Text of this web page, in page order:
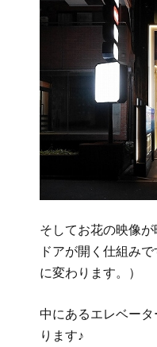
そしてお花の映像が
ドアが開く仕組み
に変わります。）
中にあるエレベー
ります♪